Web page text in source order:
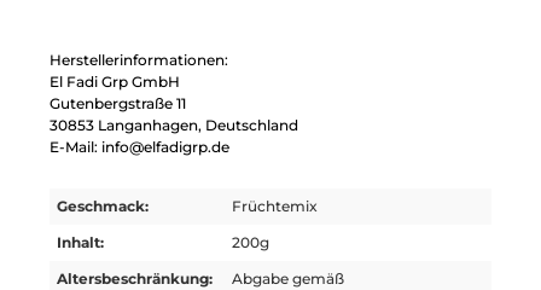
Herstellerinformationen:
El Fadi Grp GmbH
Gutenbergstraße 11
30853 Langanhagen, Deutschland
E-Mail: info@elfadigrp.de
Geschmack:
Früchtemix
Inhalt:
200g
Altersbeschränkung:
Abgabe gemäß